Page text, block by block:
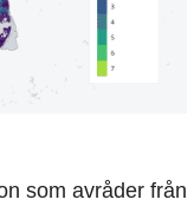
som avråder från